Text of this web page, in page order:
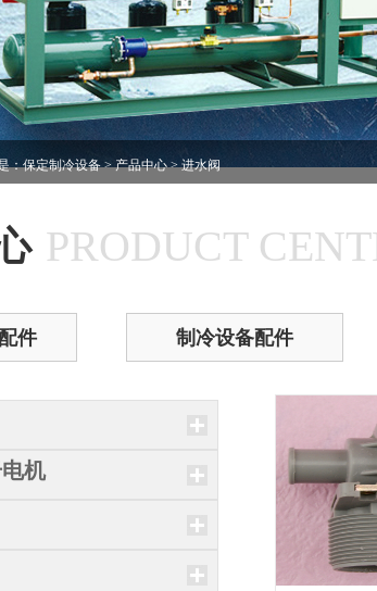
：保定制冷设备>产品中心> 进水阀
PRODUCT
件 制冷设备配件
机